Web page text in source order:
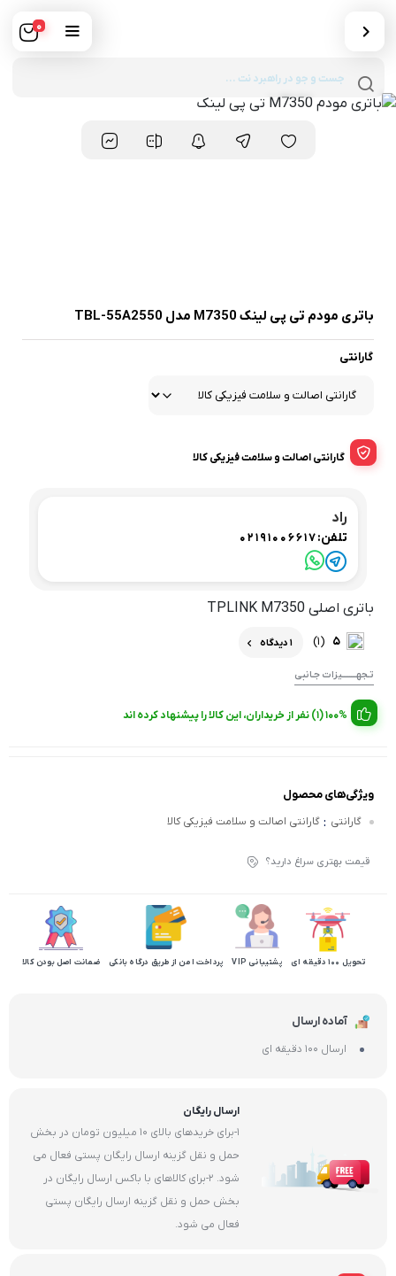
0
search
باتری مودم تی پی لینک M7350 مدل TBL-55A2550
گارانتی
گارانتی اصالت و سلامت فیزیکی کالا
راد
تلفن:02191006617
باتری اصلی TPLINK M7350
5
(1) 1 دیدگاه
تـجهــــــــیزات جـانبی
100% (1) نفر از خریداران، این کالا را پیشنهاد کرده اند
ویژگی‌های محصول
گارانتی : گارانتی اصالت و سلامت فیزیکی کالا
قیمت بهتری سراغ دارید؟
تحویل 100 دقیقه ای پشتیبانی VIP پرداخت امن از طریق درگاه بانکی ضمانت اصل بودن کالا
آماده ارسال
ارسال 100 دقیقه ای
ارسال رایگان
1-برای خریدهای بالای 10 میلیون تومان در بخش
حمل و نقل گزینه ارسال رایگان پستی فعال می
شود. 2-برای کالاهای با باکس ارسال رایگان در
بخش حمل و نقل گزینه ارسال رایگان پستی
فعال می شود.